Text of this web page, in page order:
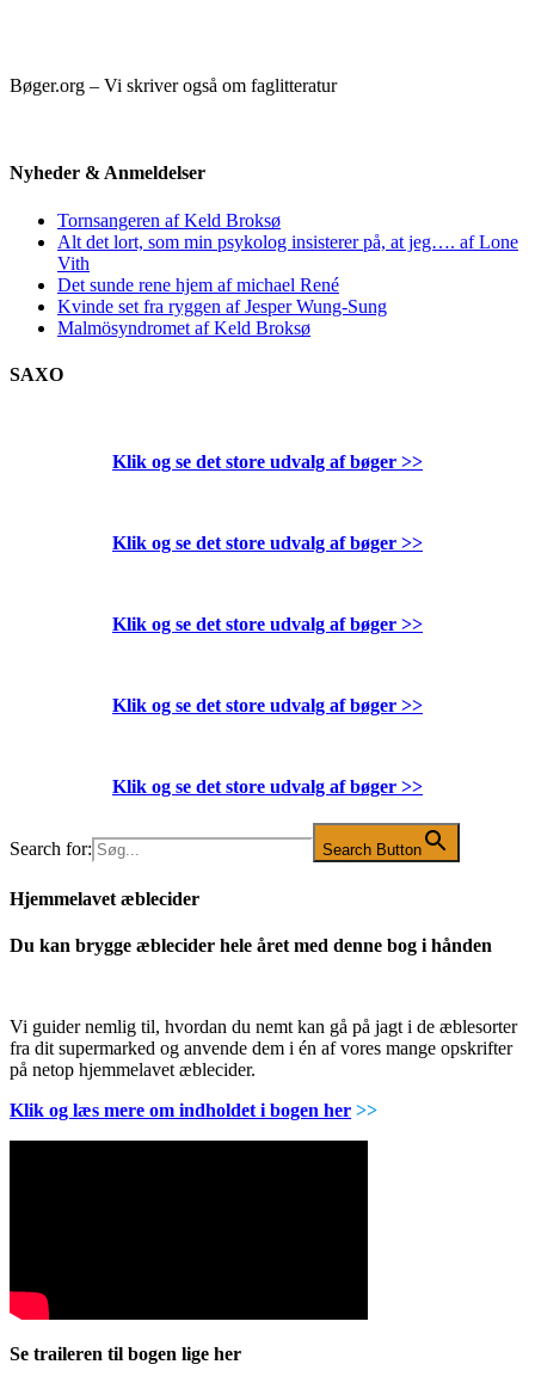
Bøger.org – Vi skriver også om faglitteratur
Nyheder & Anmeldelser
Tornsangeren af Keld Broksø
Alt det lort, som min psykolog insisterer på, at jeg…. af Lone
Vith
Det sunde rene hjem af michael René
Kvinde set fra ryggen af Jesper Wung-Sung
Malmösyndromet af Keld Broksø
SAXO
Klik og se det store udvalg af bøger >>
Klik og se det store udvalg af bøger >>
Klik og se det store udvalg af bøger >>
Klik og se det store udvalg af bøger >>
Klik og se det store udvalg af bøger >>
Search for: Search Button
Hjemmelavet æblecider
Du kan brygge æblecider hele året med denne bog i hånden
Vi guider nemlig til, hvordan du nemt kan gå på jagt i de æblesorter
fra dit supermarked og anvende dem i én af vores mange opskrifter
på netop hjemmelavet æblecider.
Klik og læs mere om indholdet i bogen her >>
Se traileren til bogen lige her